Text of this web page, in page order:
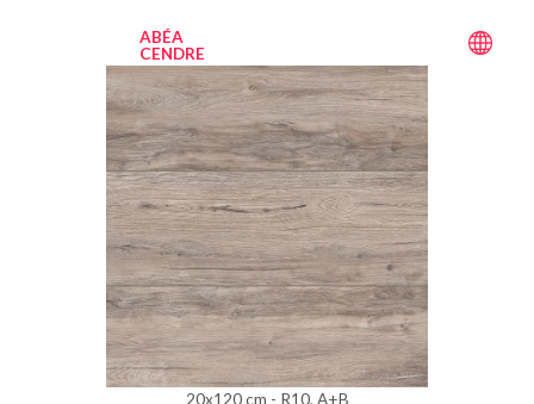
ABÉA
CENDRE
20x120 cm - R10, A+B